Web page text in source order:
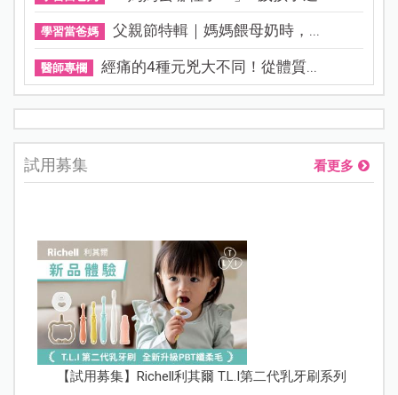
學習當爸媽 父親節特輯｜媽媽餵母奶時，...
醫師專欄 經痛的4種元兇大不同！從體質...
試用募集 看更多
【試用募集】Richell利其爾 T.L.I第二代乳牙刷系列